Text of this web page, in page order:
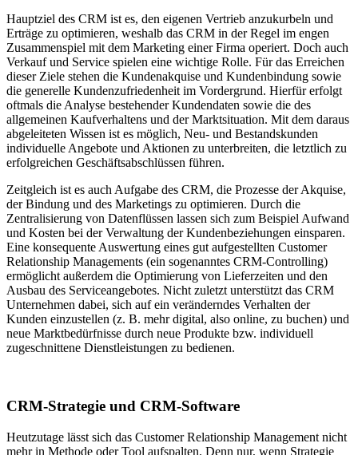
Hauptziel des CRM ist es, den eigenen Vertrieb anzukurbeln und
Erträge zu optimieren, weshalb das CRM in der Regel im engen
Zusammenspiel mit dem Marketing einer Firma operiert. Doch auch
Verkauf und Service spielen eine wichtige Rolle. Für das Erreichen
dieser Ziele stehen die Kundenakquise und Kundenbindung sowie
die generelle Kundenzufriedenheit im Vordergrund. Hierfür erfolgt
oftmals die Analyse bestehender Kundendaten sowie die des
allgemeinen Kaufverhaltens und der Marktsituation. Mit dem daraus
abgeleiteten Wissen ist es möglich, Neu- und Bestandskunden
individuelle Angebote und Aktionen zu unterbreiten, die letztlich zu
erfolgreichen Geschäftsabschlüssen führen.
Zeitgleich ist es auch Aufgabe des CRM, die Prozesse der Akquise,
der Bindung und des Marketings zu optimieren. Durch die
Zentralisierung von Datenflüssen lassen sich zum Beispiel Aufwand
und Kosten bei der Verwaltung der Kundenbeziehungen einsparen.
Eine konsequente Auswertung eines gut aufgestellten Customer
Relationship Managements (ein sogenanntes CRM-Controlling)
ermöglicht außerdem die Optimierung von Lieferzeiten und den
Ausbau des Serviceangebotes. Nicht zuletzt unterstützt das CRM
Unternehmen dabei, sich auf ein veränderndes Verhalten der
Kunden einzustellen (z. B. mehr digital, also online, zu buchen) und
neue Marktbedürfnisse durch neue Produkte bzw. individuell
zugeschnittene Dienstleistungen zu bedienen.
CRM-Strategie und CRM-Software
Heutzutage lässt sich das Customer Relationship Management nicht
mehr in Methode oder Tool aufspalten. Denn nur, wenn Strategie